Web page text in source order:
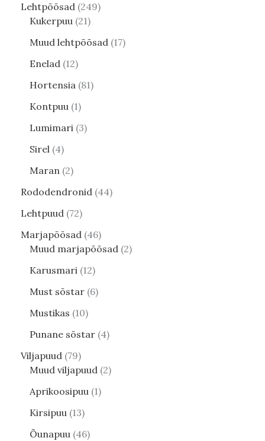
Lehtpõõsad 249
Kukerpuu 21
Muud lehtpõõsad 17
Enelad 12
Hortensia 81
Kontpuu 1
Lumimari 3
Sirel 4
Maran 2
Rododendronid 44
Lehtpuud 72
Marjapõõsad 46
Muud marjapõõsad 2
Karusmari 12
Must sõstar 6
Mustikas 10
Punane sõstar 4
Viljapuud 79
Muud viljapuud 2
Aprikoosipuu 1
Kirsipuu 13
Õunapuu 46